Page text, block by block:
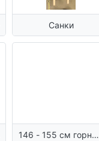
Санки
146 - 155 см горные